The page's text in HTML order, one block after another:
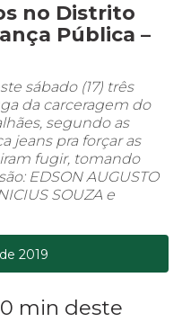
no Distrito
Pública –
sábado (17) três
da carceragem do
segundo as
jeans pra forçar as
fugir, tomando
EDSON AUGUSTO
SOUZA e
2019
min deste